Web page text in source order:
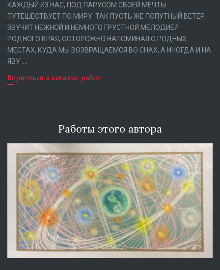
КАЖДЫЙ ИЗ НАС, ПОД ПАРУСОМ СВОЕЙ МЕЧТЫ
ПУТЕШЕСТВУЕТ ПО МИРУ. ТАК ПУСТЬ ЖЕ ПОПУТНЫЙ ВЕТЕР
ЗВУЧИТ НЕЖНОЙ И НЕМНОГО ГРУСТНОЙ МЕЛОДИЕЙ
РОДНОГО КРАЯ, ОСТОРОЖНО НАПОМИНАЯ О РОДНЫХ
МЕСТАХ, КУДА МЫ ВОЗВРАЩАЕМСЯ ВО СНАХ, А ИНОГДА И НА
ЯВУ ….
Вернуться в каталог работ
Работы этого автора